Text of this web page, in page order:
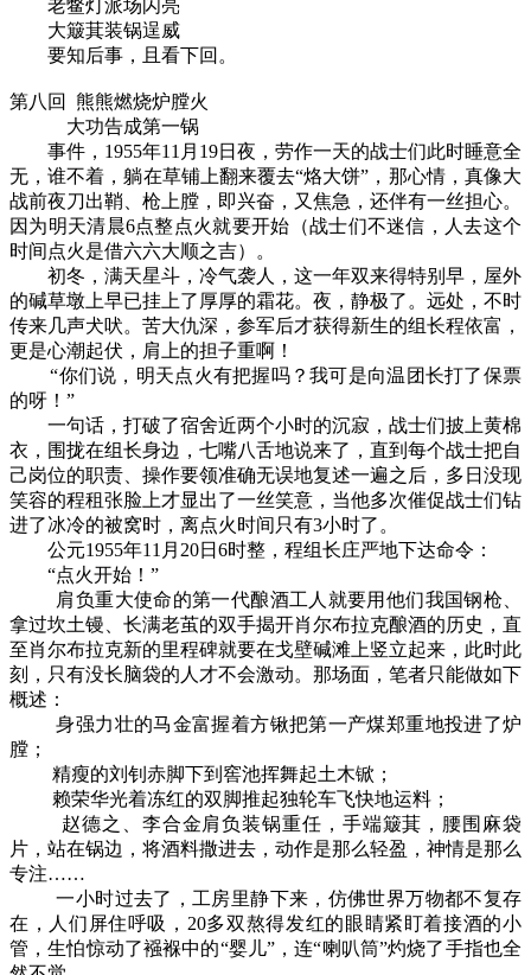
老鳖灯派场闪亮
大簸萁装锅逞威
要知后事，且看下回。
第八回 熊熊燃烧炉膛火
大功告成第一锅
事件，1955年11月19日夜，劳作一天的战士们此时睡意全
无，谁不着，躺在草铺上翻来覆去“烙大饼”，那心情，真像大
战前夜刀出鞘、枪上膛，即兴奋，又焦急，还伴有一丝担心。
因为明天清晨6点整点火就要开始（战士们不迷信，人去这个
时间点火是借六六大顺之吉）。
初冬，满天星斗，冷气袭人，这一年双来得特别早，屋外
的碱草墩上早已挂上了厚厚的霜花。夜，静极了。远处，不时
传来几声犬吠。苦大仇深，参军后才获得新生的组长程依富，
更是心潮起伏，肩上的担子重啊！
“你们说，明天点火有把握吗？我可是向温团长打了保票
的呀！”
一句话，打破了宿舍近两个小时的沉寂，战士们披上黄棉
衣，围拢在组长身边，七嘴八舌地说来了，直到每个战士把自
己岗位的职责、操作要领准确无误地复述一遍之后，多日没现
笑容的程租张脸上才显出了一丝笑意，当他多次催促战士们钻
进了冰冷的被窝时，离点火时间只有3小时了。
公元1955年11月20日6时整，程组长庄严地下达命令：
“点火开始！”
肩负重大使命的第一代酿酒工人就要用他们我国钢枪、
拿过坎土镘、长满老茧的双手揭开肖尔布拉克酿酒的历史，直
至肖尔布拉克新的里程碑就要在戈壁碱滩上竖立起来，此时此
刻，只有没长脑袋的人才不会激动。那场面，笔者只能做如下
概述：
身强力壮的马金富握着方锹把第一产煤郑重地投进了炉
膛；
精瘦的刘钊赤脚下到窖池挥舞起土木锨；
赖荣华光着冻红的双脚推起独轮车飞快地运料；
赵德之、李合金肩负装锅重任，手端簸萁，腰围麻袋
片，站在锅边，将酒料撒进去，动作是那么轻盈，神情是那么
专注……
一小时过去了，工房里静下来，仿佛世界万物都不复存
在，人们屏住呼吸，20多双熬得发红的眼睛紧盯着接酒的小
管，生怕惊动了襁褓中的“婴儿”，连“喇叭筒”灼烧了手指也全